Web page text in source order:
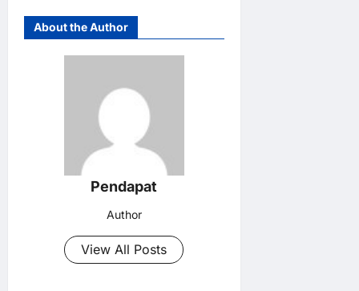
About the Author
Pendapat
Author
View All Posts